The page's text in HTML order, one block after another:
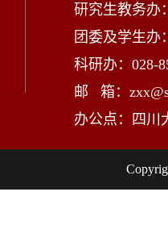
研究生教务办
团委及学生办
科研办：028-
邮 箱：
办公点：四川